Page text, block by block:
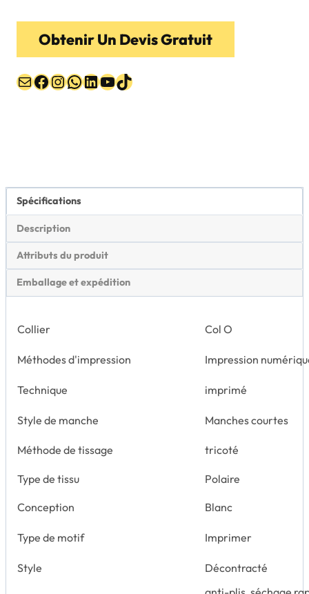
Obtenir Un Devis Gratuit
E-mailFacebook
Instagram
WhatsApp
LinkedIn
YouTube
TikTok
Spécifications
Description
Attributs du produit
Emballage et expédition
Collier Col O
Méthodes d'impression Impression
Technique imprimé
Style de manche Manches courtes
Méthode de tissage tricoté
Type de tissu Polaire
Conception Blanc
Type de motif Imprimer
Style Décontracté